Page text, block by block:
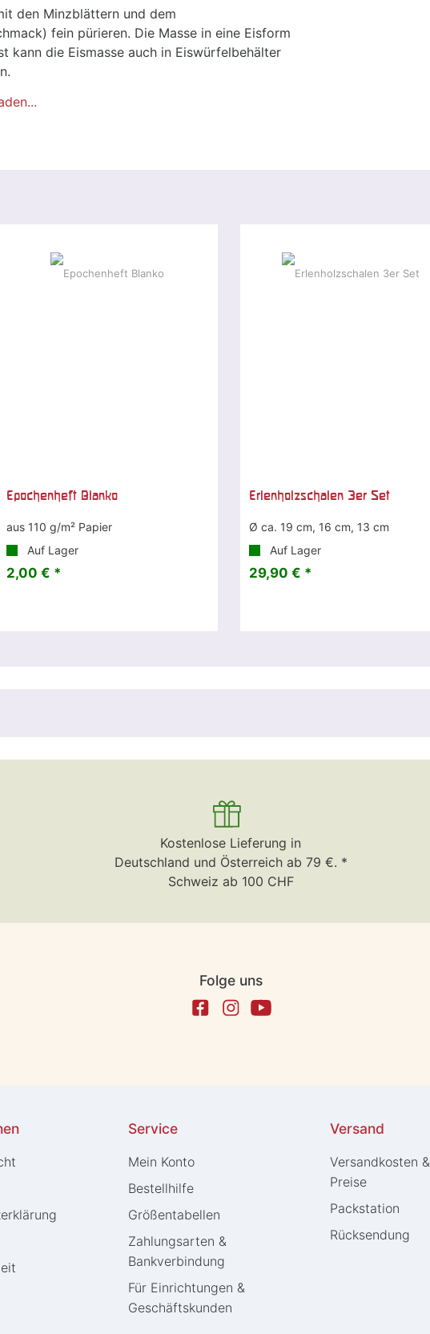
den Minzblättern und dem
fein pürieren. Die Masse in eine Eisform
kann die Eismasse auch in Eiswürfelbehälter
Epochenheft Blanko
aus 110 g/m² Papier
Auf Lager
2,00 € *
Erlenholzschalen 3er Set
Ø ca. 19 cm, 16 cm, 13 cm
Auf Lager
29,90 € *
Kostenlose Lieferung in
Deutschland und Österreich ab 79 €. *
Schweiz ab 100 CHF
Folge uns
Service
Mein Konto
Bestellhilfe
Größentabellen
Zahlungsarten &
Bankverbindung
Für Einrichtungen &
Geschäftskunden
Versand
Versandkosten &
Preise
Packstation
Rücksendung